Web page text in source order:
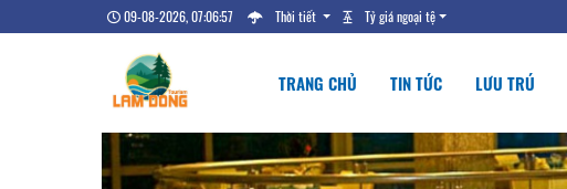
09-08-2026, 07:06:58 Thời tiết Tỷ giá ngoại tệ
TRANG CHỦ TIN TỨC LƯU TRÚ